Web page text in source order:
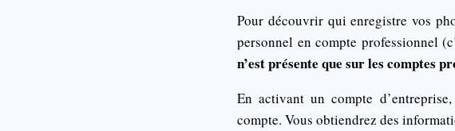
Pour découvrir qui enregistre vos
personnel en compte professionnel
n’est présente que sur les comptes
En activant un compte
compte. Vous obtiendrez des